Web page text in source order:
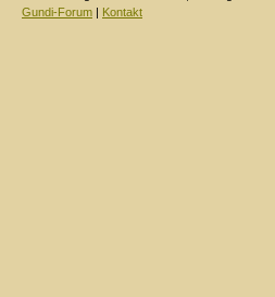
Gundi-Forum | Kontakt